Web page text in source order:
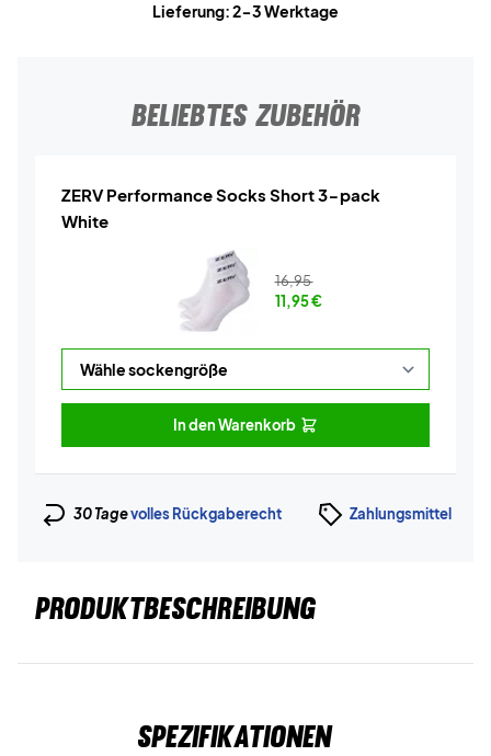
Lieferung: 2-3 Werktage
BELIEBTES ZUBEHÖR
ZERV Performance Socks Short 3-pack
White
16,95
11,95€
In den Warenkorb
30 Tagevolles Rückgaberecht Zahlungsmittel
PRODUKTBESCHREIBUNG
Spezifikationen